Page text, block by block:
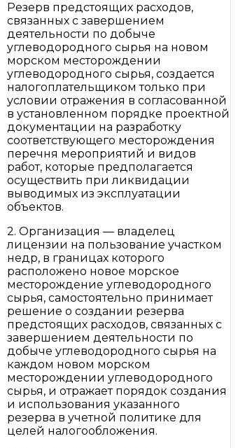
Резерв предстоящих расходов,
связанных с завершением
деятельности по добыче
углеводородного сырья на новом
морском месторождении
углеводородного сырья, создается
налогоплательщиком только при
условии отражения в согласованной
в установленном порядке проектной
документации на разработку
соответствующего месторождения
перечня мероприятий и видов
работ, которые предполагается
осуществить при ликвидации
выводимых из эксплуатации
объектов.
2. Организация — владелец
лицензии на пользование участком
недр, в границах которого
расположено новое морское
месторождение углеводородного
сырья, самостоятельно принимает
решение о создании резерва
предстоящих расходов, связанных с
завершением деятельности по
добыче углеводородного сырья на
каждом новом морском
месторождении углеводородного
сырья, и отражает порядок создания
и использования указанного
резерва в учетной политике для
целей налогообложения.